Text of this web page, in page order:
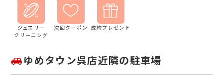
ジュエリー
クリーニング
次回クーポン 成約プレゼント
ゆめタウン呉店近隣の駐車場